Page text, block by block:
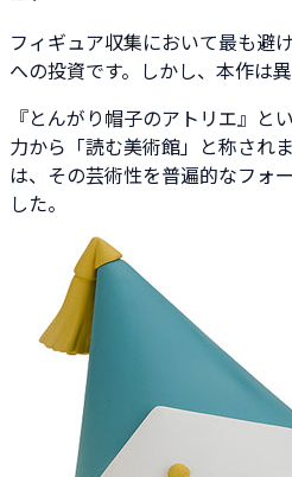
フィギュア収集において最も避
への投資です。しかし、本作は異
『とんがり帽子のアトリエ』と
力から「読む美術館」と称され
は、その芸術性を普遍的なフォ
した。